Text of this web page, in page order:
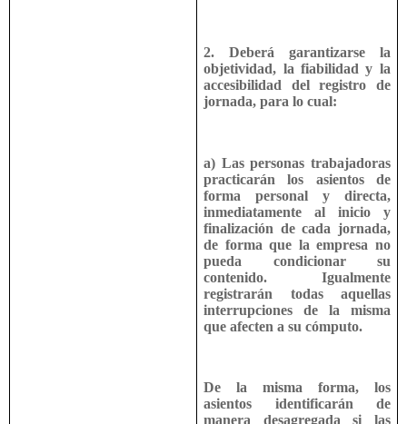
2. Deberá garantizarse la
objetividad, la fiabilidad y la
accesibilidad del registro de
jornada, para lo cual:
a) Las personas trabajadoras
practicarán los asientos de
forma personal y directa,
inmediatamente al inicio y
finalización de cada jornada,
de forma que la empresa no
pueda condicionar su
contenido. Igualmente
registrarán todas aquellas
interrupciones de la misma
que afecten a su cómputo.
De la misma forma, los
asientos identificarán de
manera desagregada si las